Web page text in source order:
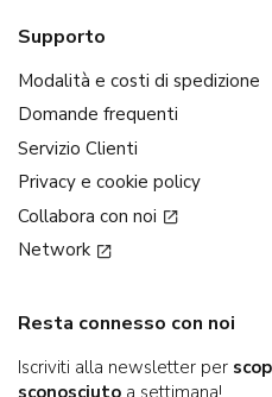
Supporto
Modalità e costi di spedizione
Domande frequenti
Servizio Clienti
Privacy e cookie policy
Collabora con noi
Network
Resta connesso con noi
Iscriviti alla newsletter per
sconosciuto a settimana!